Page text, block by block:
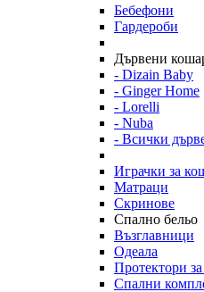
Бебефони
Гардероби
Дървени
- Dizain Baby
- Ginger Home
- Lorelli
- Nuba
- Всички
Играчки за
Матраци
Скринове
Спално бельо
Възглавници
Одеала
Протектори
Спални